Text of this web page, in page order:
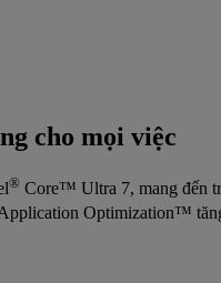
cho mọi việc
® Core™ Ultra 7, mang đến
Optimization™